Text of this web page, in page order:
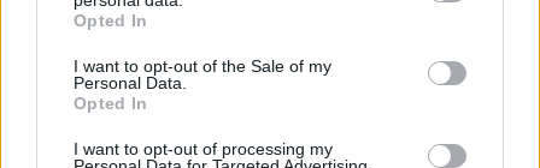
grant or deny consent to Google and its third-party tags to
use your data for below specified purposes in below Google
consent section.
Opted In
I want to opt-out of the Sale of my
Personal Data.
Opted In
I want to opt-out of processing my
FRISS: Kihirdették a 2025-ös autópálya-